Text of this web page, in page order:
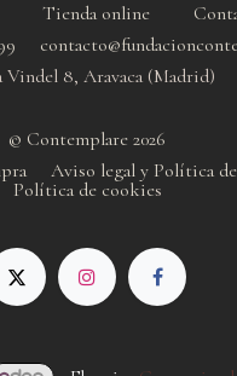
Tienda online
99
8, Aravaca (Madrid)
© Contemplare 2026
Aviso legal y Política
Política de cookies